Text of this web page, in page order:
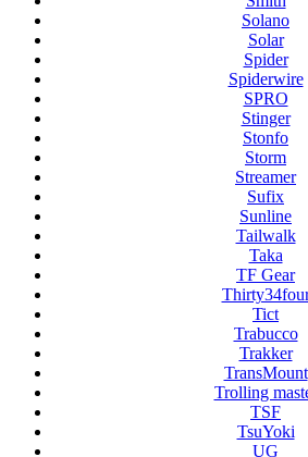
Solano
Solar
Spider
Spiderwire
SPRO
Stinger
Stonfo
Storm
Streamer
Sufix
Sunline
Tailwalk
Taka
TF Gear
Tict
Trabucco
Trakker
TransMount
Trolling
TSF
TsuYoki
UG